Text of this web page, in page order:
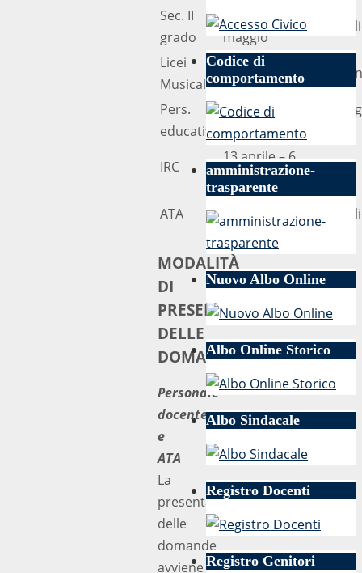
Sec. II
grado
13 aprile – 6
maggio
20
Licei
Musicali
13 aprile – 6
maggio
7
Pers.
educativo
13 aprile – 6
maggio
30
IRC
13 aprile – 6
maggio
ATA
maggio
24
MODALITÀ
DI
PRESENTAZIONE
DELLE
DOMANDE
Personale
docente
e
ATA
La
presentazione
delle
domande
avviene
Codice di
comportamento
amministrazione-
trasparente
Nuovo Albo Online
Albo Online Storico
Albo Sindacale
Registro Docenti
Registro Genitori